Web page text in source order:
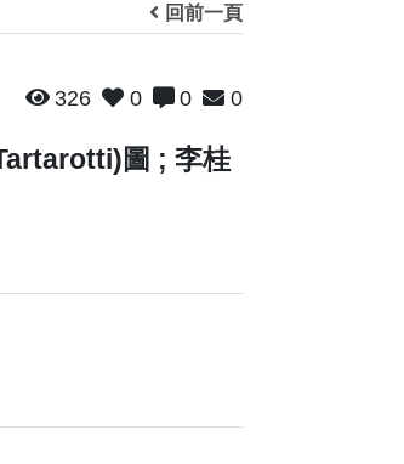
回前一頁
326 0 0 0
圖 ; 李桂